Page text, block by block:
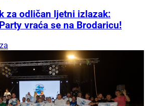
za odličan ljetni izlazak:
vraća se na Brodaricu!